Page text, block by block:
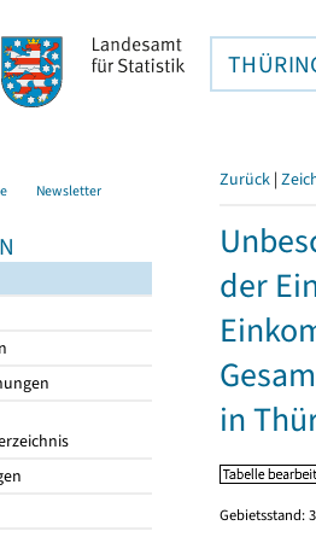
Newsletter Zurück |
der
in
Gebietsstand: